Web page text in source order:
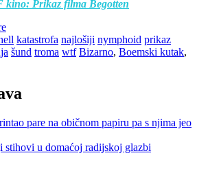
kino: Prikaz filma Begotten
katastrofa najlošiji nymphoid prikaz
šund troma wtf Bizarno, Boemski kutak,
pare na običnom papiru pa s njima jeo
stihovi u domaćoj radijskoj glazbi